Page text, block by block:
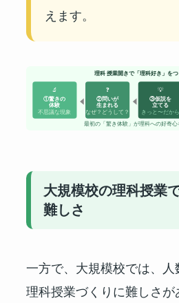
えます。
理科 授業開きで「理科好き」を
🔬
①驚きの
体験
不思議な現象
❓
②問いが
生まれる
なぜ？どうして？
💡
③仮説を
立てる
きっと〜だから
最初の「驚き体験」が理科への好奇心
大規模校の理科授業
難しさ
一方で、大規模校では、人
理科授業づくりに難しさが